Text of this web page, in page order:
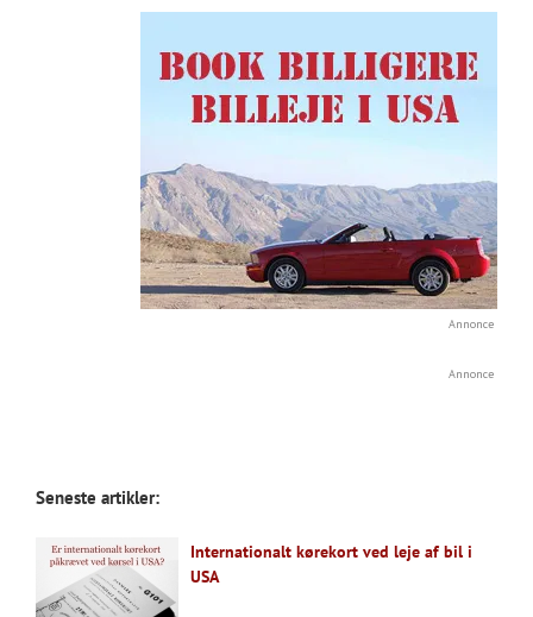
Annonce
Annonce
Seneste artikler:
Internationalt kørekort ved leje af bil i
USA